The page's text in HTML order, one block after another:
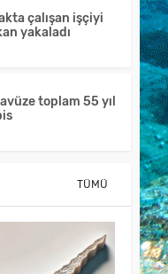
çalışan işçiyi
yakaladı
toplam 55 yıl
TÜMÜ